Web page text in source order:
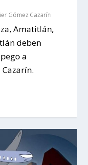
Gómez Cazarín
Amatitlán,
deben
a